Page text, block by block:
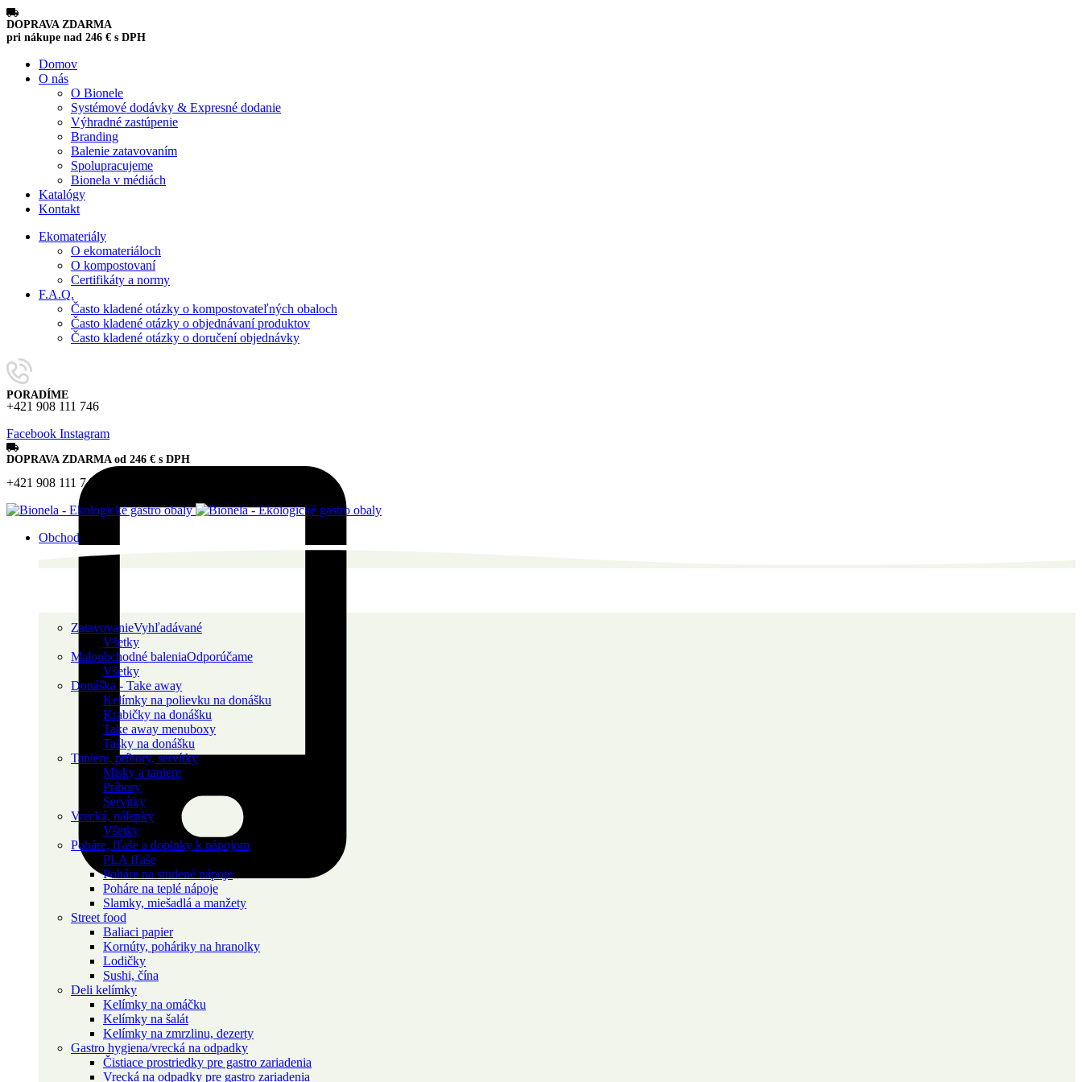
DOPRAVA ZDARMA
pri nákupe nad 246 € s DPH
Domov
O nás
O Bionele
Systémové dodávky & Expresné dodanie
Výhradné zastúpenie
Branding
Balenie zatavovaním
Spolupracujeme
Bionela v médiách
Katalógy
Kontakt
Ekomateriály
O ekomateriáloch
O kompostovaní
Certifikáty a normy
F.A.Q.
Často kladené otázky o kompostovateľných obaloch
Často kladené otázky o objednávaní produktov
Často kladené otázky o doručení objednávky
PORADÍME
+421 908 111 746
Facebook Instagram
DOPRAVA ZDARMA od 246 € s DPH
+421 908 111 746
Obchod
ZatavovanieVyhľadávané
Všetky
Maloobchodné baleniaOdporúčame
Všetky
Donáška - Take away
Kelímky na polievku na donášku
Krabičky na donášku
Take away menuboxy
Tašky na donášku
Taniere, príbory, servítky
Misky a taniere
Príbory
Servítky
Vrecká, nálepky
Všetky
Poháre, fľaše a doplnky k nápojom
PLA fľaše
Poháre na studené nápoje
Poháre na teplé nápoje
Slamky, miešadlá a manžety
Street food
Baliaci papier
Kornúty, poháriky na hranolky
Lodičky
Sushi, čína
Deli kelímky
Kelímky na omáčku
Kelímky na šalát
Kelímky na zmrzlinu, dezerty
Gastro hygiena/vrecká na odpadky
Čistiace prostriedky pre gastro zariadenia
Vrecká na odpadky pre gastro zariadenia